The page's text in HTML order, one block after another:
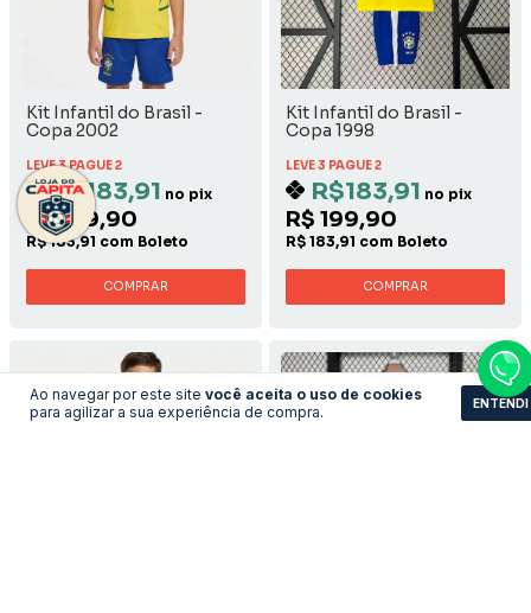
Ao navegar por este site você aceita o uso de cookies
para agilizar a sua experiência de compra.
ENTENDI
Kit Infantil do Brasil -
Copa 2002
LEVE 3 PAGUE 2
R$183,91 no pix
R$ 199,90
R$ 183,91 com Boleto
COMPRAR
Kit Infantil do Brasil -
Copa 1998
LEVE 3 PAGUE 2
R$183,91 no pix
R$ 199,90
R$ 183,91 com Boleto
COMPRAR